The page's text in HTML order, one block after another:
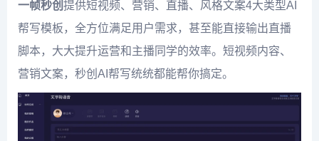
一帧秒创 提供短视频、营销、直播、风格文案4大类型AI
帮写模板，全方位满足用户需求，甚至能直接输出直播
脚本，大大提升运营和主播同学的效率。短视频内容、
营销文案，秒创AI帮写统统都能帮你搞定。